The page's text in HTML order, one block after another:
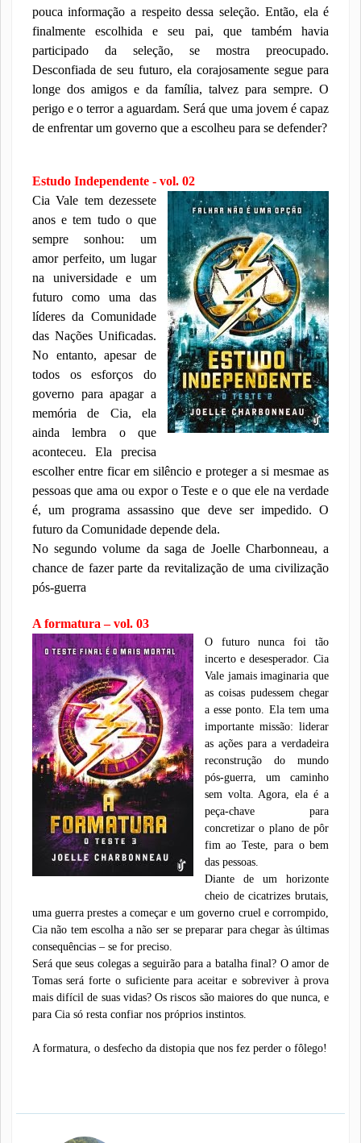
pouca informação a respeito dessa seleção. Então, ela é
finalmente escolhida e seu pai, que também havia
participado da seleção, se mostra preocupado.
Desconfiada de seu futuro, ela corajosamente segue para
longe dos amigos e da família, talvez para sempre. O
perigo e o terror a aguardam. Será que uma jovem é capaz
de enfrentar um governo que a escolheu para se defender?
Estudo Independente - vol. 02
Cia Vale tem dezessete
anos e tem tudo o que
sempre sonhou: um
amor perfeito, um lugar
na universidade e um
futuro como uma das
líderes da Comunidade
das Nações Unificadas.
No entanto, apesar de
todos os esforços do
governo para apagar a
memória de Cia, ela
ainda lembra o que
aconteceu. Ela precisa
escolher entre ficar em silêncio e proteger a si mesmae as
pessoas que ama ou expor o Teste e o que ele na verdade
é, um programa assassino que deve ser impedido. O
futuro da Comunidade depende dela.
No segundo volume da saga de Joelle Charbonneau, a
chance de fazer parte da revitalização de uma civilização
pós-guerra
A formatura – vol. 03
O futuro nunca foi tão
incerto e desesperador. Cia
Vale jamais imaginaria que
as coisas pudessem chegar
a esse ponto. Ela tem uma
importante missão: liderar
as ações para a verdadeira
reconstrução do mundo
pós-guerra, um caminho
sem volta. Agora, ela é a
peça-chave para
concretizar o plano de pôr
fim ao Teste, para o bem
das pessoas.
Diante de um horizonte
cheio de cicatrizes brutais,
uma guerra prestes a começar e um governo cruel e corrompido,
Cia não tem escolha a não ser se preparar para chegar às últimas
consequências – se for preciso.
Será que seus colegas a seguirão para a batalha final? O amor de
Tomas será forte o suficiente para aceitar e sobreviver à prova
mais difícil de suas vidas? Os riscos são maiores do que nunca, e
para Cia só resta confiar nos próprios instintos.
A formatura, o desfecho da distopia que nos fez perder o fôlego!